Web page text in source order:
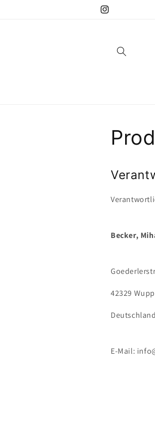
Instagram
Becker,
42329
Deutschland
E-Mail: